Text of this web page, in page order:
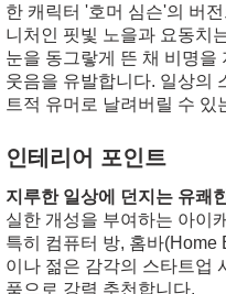
한 캐릭터 '호머 심슨'의 버
니처인 핏빛 노을과 요동치
눈을 동그랗게 뜬 채 비명을
웃음을 유발합니다. 일상의
트적 유머로 날려버릴 수
인테리어 포인트
지루한 일상에 던지는 유쾌
실한 개성을 부여하는 아이
특히 컴퓨터 방, 홈바(Home
이나 젊은 감각의 스타트업
품으로 강력 추천합니다.